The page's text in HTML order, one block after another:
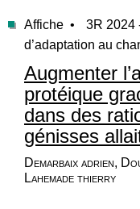
Affiche •
3R 2024
d’adaptation au
Augmenter
protéique
dans des
génisses
Demarbaix adrien,
Lahemade thierry